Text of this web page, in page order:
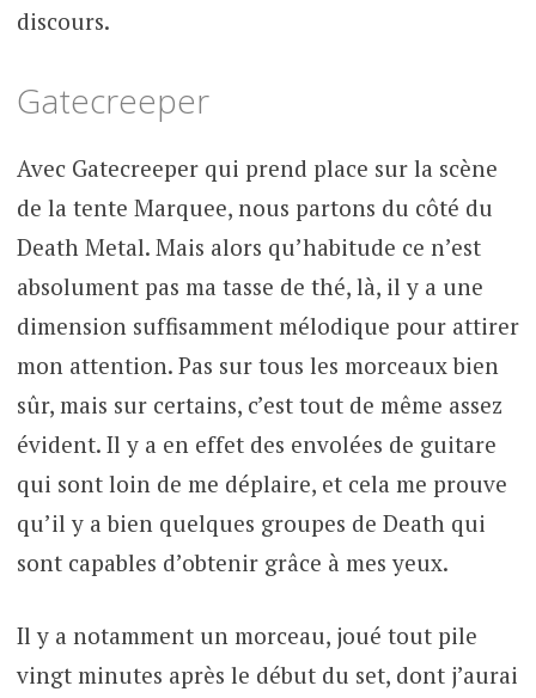
discours.
Gatecreeper
Avec Gatecreeper qui prend place sur la scène
de la tente Marquee, nous partons du côté du
Death Metal. Mais alors qu’habitude ce n’est
absolument pas ma tasse de thé, là, il y a une
dimension suffisamment mélodique pour attirer
mon attention. Pas sur tous les morceaux bien
sûr, mais sur certains, c’est tout de même assez
évident. Il y a en effet des envolées de guitare
qui sont loin de me déplaire, et cela me prouve
qu’il y a bien quelques groupes de Death qui
sont capables d’obtenir grâce à mes yeux.
Il y a notamment un morceau, joué tout pile
vingt minutes après le début du set, dont j’aurai